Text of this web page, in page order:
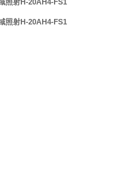
照射H-20AH4-FS1
照射H-20AH4-FS1